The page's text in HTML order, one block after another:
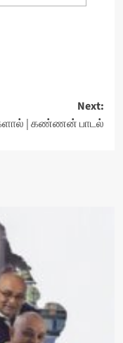
Next:
| கண்ணன் பாடல்